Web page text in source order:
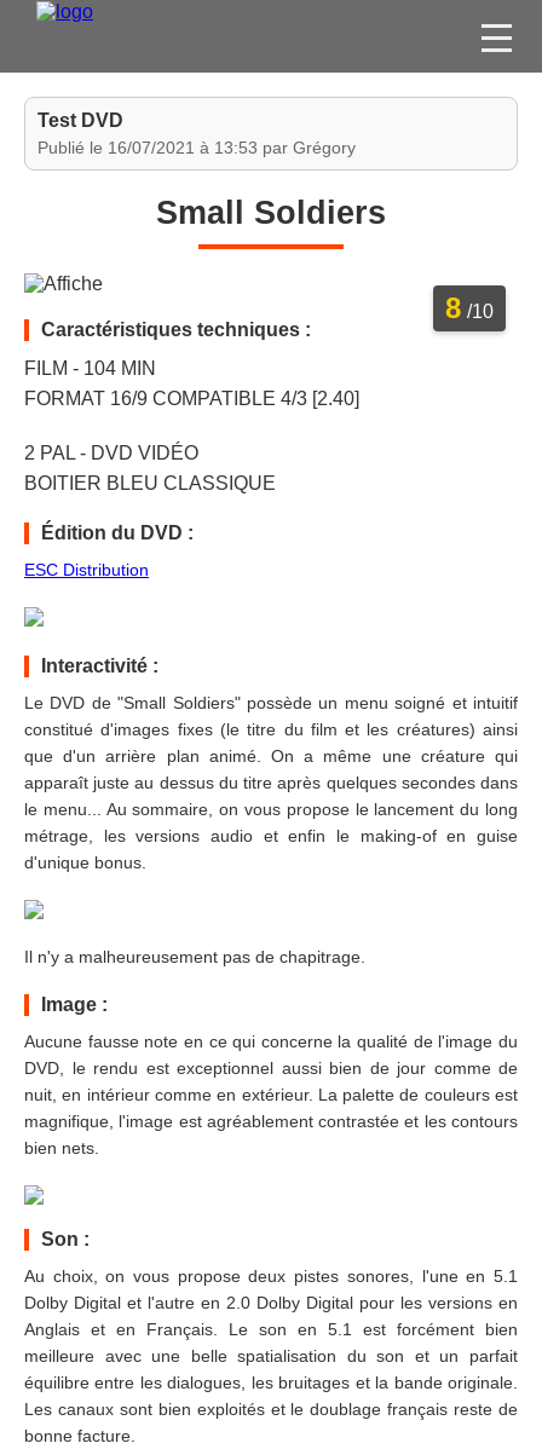
FILMS
JEUX VIDÉO
Test DVD
Publié le 16/07/2021 à 13:53 par Grégory
Small Soldiers
8 /10
Caractéristiques techniques :
FILM - 104 MIN
FORMAT 16/9 COMPATIBLE 4/3 [2.40]
2 PAL - DVD VIDÉO
BOITIER BLEU CLASSIQUE
Édition du DVD :
ESC Distribution
Interactivité :
Le DVD de "Small Soldiers" possède un menu soigné et intuitif
constitué d'images fixes (le titre du film et les créatures) ainsi
que d'un arrière plan animé. On a même une créature qui
apparaît juste au dessus du titre après quelques secondes dans
le menu... Au sommaire, on vous propose le lancement du long
métrage, les versions audio et enfin le making-of en guise
d'unique bonus.
Il n'y a malheureusement pas de chapitrage.
Image :
Aucune fausse note en ce qui concerne la qualité de l'image du
DVD, le rendu est exceptionnel aussi bien de jour comme de
nuit, en intérieur comme en extérieur. La palette de couleurs est
magnifique, l'image est agréablement contrastée et les contours
bien nets.
Son :
Au choix, on vous propose deux pistes sonores, l'une en 5.1
Dolby Digital et l'autre en 2.0 Dolby Digital pour les versions en
Anglais et en Français. Le son en 5.1 est forcément bien
meilleure avec une belle spatialisation du son et un parfait
équilibre entre les dialogues, les bruitages et la bande originale.
Les canaux sont bien exploités et le doublage français reste de
bonne facture.